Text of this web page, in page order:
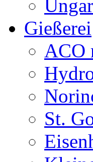
Gießerei
ACO
St.